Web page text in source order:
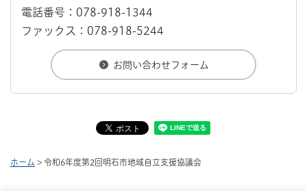
電話番号：078-918-1344
ファックス：078-918-5244
ホーム > 令和6年度第2回明石市地域自立支援協議会